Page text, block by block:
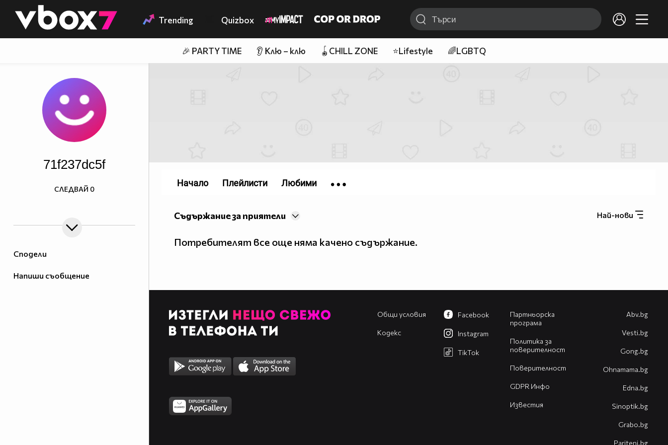
👾 Trending Quizbox
🎉 PARTY TIME 👂 Клю – клю 🪀CHILL ZONE ⭐Lifestyle 🌈LGBTQ
Сподели
Напиши съобщение
71f237dc5f
СЛЕДВАЙ 0
Най-нови
Съдържание за приятели
Потребителят все още няма качено съдържание.
Начало Плейлисти Любими
Общи условия
Кодекс
Партньорска
програма
Политика за
поверителност
Поверителност
GDPR Инфо
Известия
Facebook
Instagram
TikTok
Abv.bg
Vesti.bg
Gong.bg
Оhnamama.bg
Edna.bg
Sinoptik.bg
Grabo.bg
Pariteni.bg